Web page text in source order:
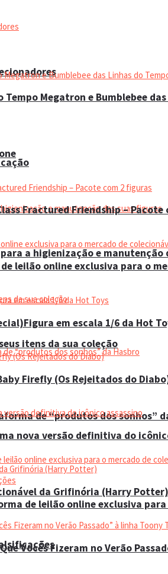
de “produtos dos sonhos”
a higienização e manutenção
itens da sua coleção
de leilão online exclusiva
Megatron e Bumblebee
Fractured Friendship – Pacote
leilão online exclusiva para o
em escala 1/6 da Hot
Firefly (Os Rejeitados do
nova versão definitiva do
da Grifinória (Harry Potter)
Vocês Fizeram no Verão